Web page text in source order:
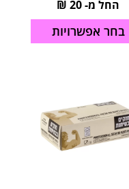
החל מ-20
₪
בחר אפשרויות